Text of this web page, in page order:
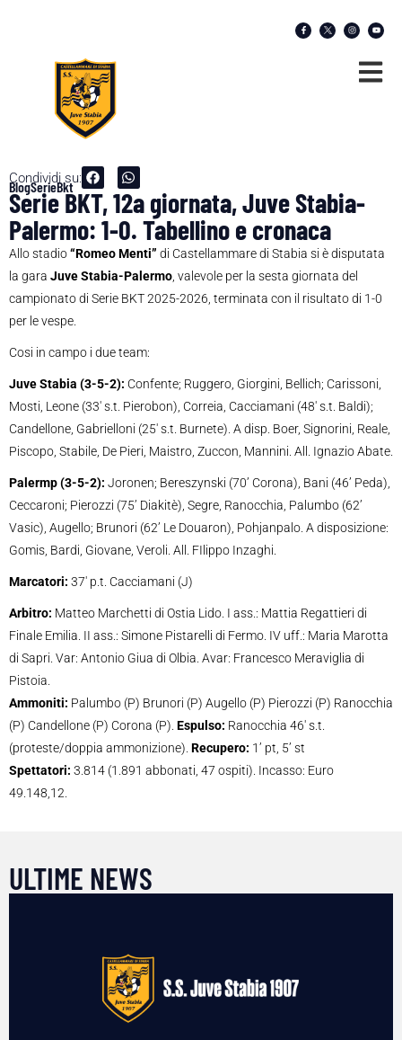
Condividi su:
BlogSerieBkt
Serie BKT, 12a giornata, Juve Stabia-
Palermo: 1-0. Tabellino e cronaca
Allo stadio“Romeo Menti” di Castellammare di Stabia si è disputata
la gara Juve Stabia-Palermo , valevole per la sesta giornata del
campionato di Serie BKT 2025-2026, terminata con il risultato di 1-0
per le vespe.
Cosi in campo i due team:
Juve Stabia (3-5-2): Confente; Ruggero, Giorgini, Bellich; Carissoni,
Mosti, Leone (33′ s.t. Pierobon), Correia, Cacciamani (48′ s.t. Baldi);
Candellone, Gabrielloni (25′ s.t. Burnete). A disp. Boer, Signorini, Reale,
Piscopo, Stabile, De Pieri, Maistro, Zuccon, Mannini. All. Ignazio Abate.
Palermp (3-5-2): Joronen; Bereszynski (70’ Corona), Bani (46’ Peda),
Ceccaroni; Pierozzi (75’ Diakitè), Segre, Ranocchia, Palumbo (62’
Vasic), Augello; Brunori (62’ Le Douaron), Pohjanpalo. A disposizione:
Gomis, Bardi, Giovane, Veroli. All. FIlippo Inzaghi.
Marcatori: 37′ p.t. Cacciamani (J)
Arbitro: Matteo Marchetti di Ostia Lido. I ass.: Mattia Regattieri di
Finale Emilia. II ass.: Simone Pistarelli di Fermo. IV uff.: Maria Marotta
di Sapri. Var: Antonio Giua di Olbia. Avar: Francesco Meraviglia di
Pistoia.
Ammoniti: Palumbo (P) Brunori (P) Augello (P) Pierozzi (P) Ranocchia
(P) Candellone (P) Corona (P). Espulso: Ranocchia 46′ s.t.
(proteste/doppia ammonizione). Recupero: 1’ pt, 5’ st
Spettatori: 3.814 (1.891 abbonati, 47 ospiti). Incasso: Euro
49.148,12.
ULTIME NEWS